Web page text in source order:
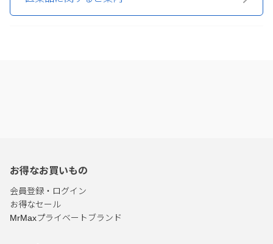
お得なお買いもの
会員登録・ログイン
お得なセール
MrMaxプライベートブランド